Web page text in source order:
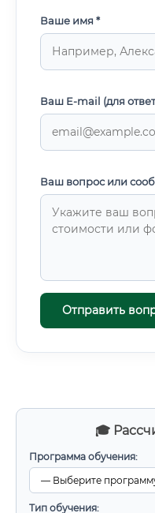
🎓
Программа обучения:
Тип обучения:
Ваше имя *
Ваш E-mail (для
Ваш вопрос или
Отправить